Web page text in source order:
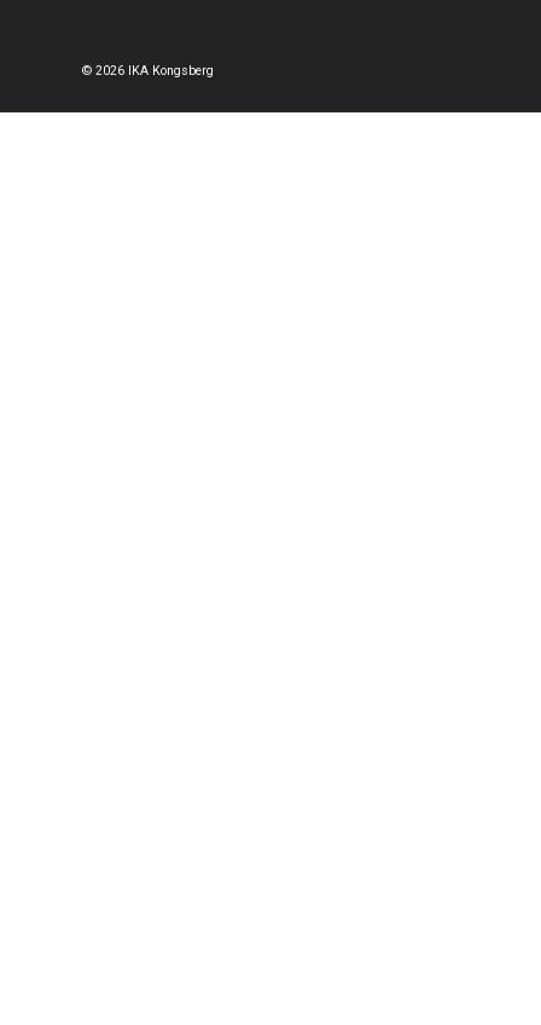
© 2026 IKA Kongsberg